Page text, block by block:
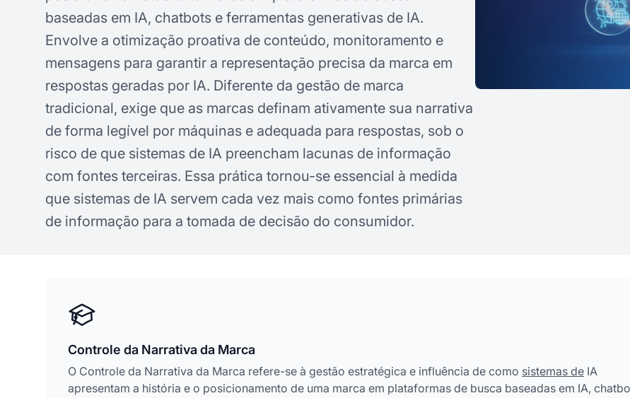
baseadas em IA, chatbots e ferramentas generativas de IA.
Envolve a otimização proativa de conteúdo, monitoramento e
mensagens para garantir a representação precisa da marca em
respostas geradas por IA. Diferente da gestão de marca
tradicional, exige que as marcas definam ativamente sua narrativa
de forma legível por máquinas e adequada para respostas, sob o
risco de que sistemas de IA preencham lacunas de informação
com fontes terceiras. Essa prática tornou-se essencial à medida
que sistemas de IA servem cada vez mais como fontes primárias
de informação para a tomada de decisão do consumidor.
Controle da Narrativa da Marca
O Controle da Narrativa da Marca refere-se à gestão estratégica e influência de como sistemas de IA
apresentam a história e o posicionamento de uma marca em plataformas de busca baseadas em IA,